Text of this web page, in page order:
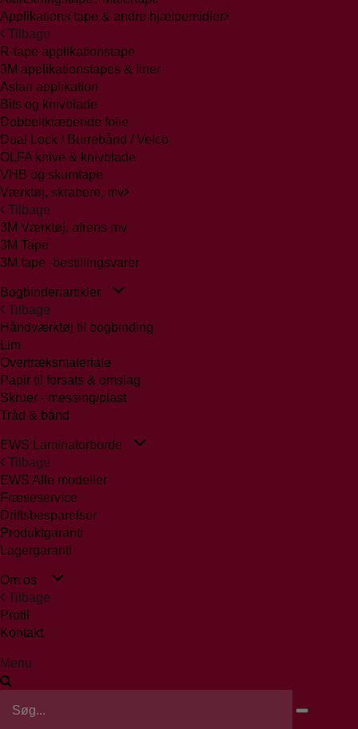
Applikations tape & andre hjælpemidler
Tilbage
R-tape applikationstape
3M applikationstapes & liner
Aslan applikation
Bits og knivblade
Dobbeltklæbende folie
Dual Lock / Burrebånd / Velco
OLFA knive & knivblade
VHB og skumtape
Værktøj, skrabere, mv
Tilbage
3M Værktøj, afrens mv
3M Tape
3M tape -bestillingsvarer
Bogbinderiartikler
Tilbage
Håndværktøj til bogbinding
Lim
Overtræksmateriale
Papir til forsats & omslag
Skruer - messing/plast
Tråd & bånd
EWS Laminatorborde
Tilbage
EWS Alle modeller
Fræseservice
Driftsbesparelser
Produktgaranti
Lagergaranti
Om os
Tilbage
Profil
Kontakt
Menu